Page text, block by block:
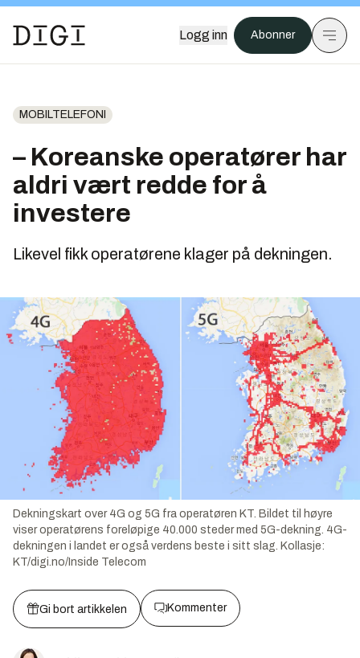
Logg inn Abonner
MOBILTELEFONI
– Koreanske operatører har
aldri vært redde for å
investere
Likevel fikk operatørene klager på dekningen.
Dekningskart over 4G og 5G fra operatøren KT. Bildet til høyre
viser operatørens foreløpige 40.000 steder med 5G-dekning. 4G-
dekningen i landet er også verdens beste i sitt slag. Kollasje:
KT/digi.no/Inside Telecom
Gi bort artikkelen Kommenter